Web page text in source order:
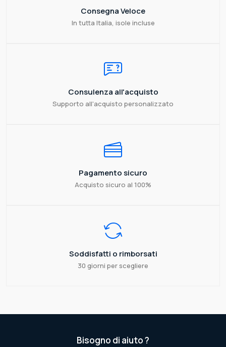
Consegna Veloce
In tutta Italia, isole incluse
Consulenza all'acquisto
Supporto all'acquisto personalizzato
Pagamento sicuro
Acquisto sicuro al 100%
Soddisfatti o rimborsati
30 giorni per scegliere
Bisogno di aiuto ?